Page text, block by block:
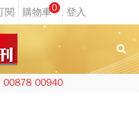
0
00878 00940